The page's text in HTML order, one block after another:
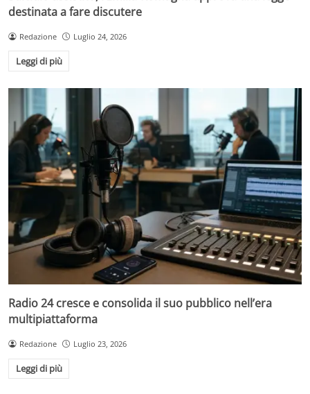
destinata a fare discutere
Redazione Luglio 24, 2026
Leggi di più
Radio 24 cresce e consolida il suo pubblico nell’era
multipiattaforma
Redazione Luglio 23, 2026
Leggi di più